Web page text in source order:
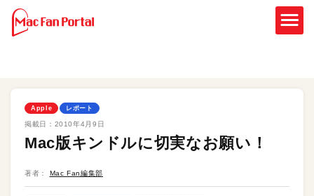
Apple レポート
掲載日： 2010年4月9日
Mac版キンドルに切実なお願い！
著者： Mac Fan編集部